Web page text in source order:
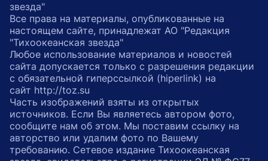
звезда"
Все права на материалы, опубликованные на
настоящем сайте, принадлежат АО "Редакция
"Тихоокеанская звезда"
Любое использование материалов и новостей
сайта допускается только с разрешения редакции
с обязательной гиперссылкой (hiperlink) на
сайт http://toz.su
Часть изображений взяты из открытых
источников. Если Вы являетесь автором фото,
сообщите нам об этом. Мы поставим ссылку на
авторство или удалим фото по Вашему
требованию. Сетевое издание Тихоокеанская